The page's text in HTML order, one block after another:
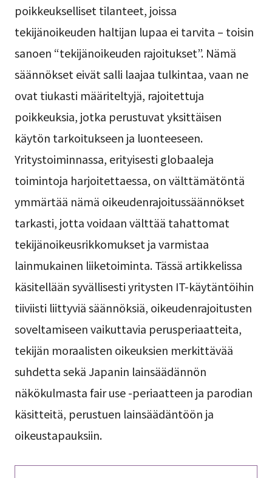
poikkeukselliset tilanteet, joissa
tekijänoikeuden haltijan lupaa ei tarvita – toisin
sanoen “tekijänoikeuden rajoitukset”. Nämä
säännökset eivät salli laajaa tulkintaa, vaan ne
ovat tiukasti määriteltyjä, rajoitettuja
poikkeuksia, jotka perustuvat yksittäisen
käytön tarkoitukseen ja luonteeseen.
Yritystoiminnassa, erityisesti globaaleja
toimintoja harjoitettaessa, on välttämätöntä
ymmärtää nämä oikeudenrajoitussäännökset
tarkasti, jotta voidaan välttää tahattomat
tekijänoikeusrikkomukset ja varmistaa
lainmukainen liiketoiminta. Tässä artikkelissa
käsitellään syvällisesti yritysten IT-käytäntöihin
tiiviisti liittyviä säännöksiä, oikeudenrajoitusten
soveltamiseen vaikuttavia perusperiaatteita,
tekijän moraalisten oikeuksien merkittävää
suhdetta sekä Japanin lainsäädännön
näkökulmasta fair use -periaatteen ja parodian
käsitteitä, perustuen lainsäädäntöön ja
oikeustapauksiin.